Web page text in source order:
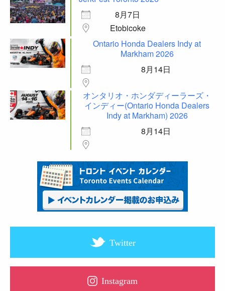
8月7日
Etobicoke
Ontario Honda Dealers Indy at
Markham 2026
8月14日
オンタリオ・ホンダディーラーズ・
インディー(Ontario Honda Dealers
Indy at Markham) 2026
8月14日
Twitter
Instagram